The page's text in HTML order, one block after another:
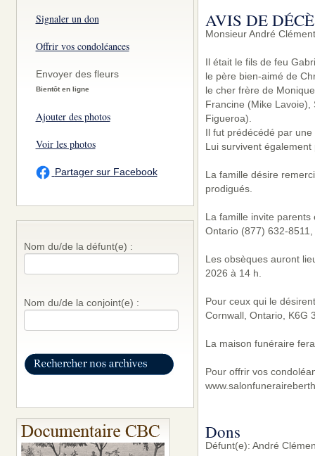
Signaler un don
Offrir vos condoléances
Envoyer des fleurs
Bientôt en ligne
Ajouter des photos
Voir les photos
Partager sur Facebook
Nom du/de la défunt(e) :
Nom du/de la conjoint(e) :
AVIS DE
Monsieur André
Il était le fils de feu
le père bien-aimé de
le cher frère de
Francine (Mike Lavoie),
Figueroa).
Il fut prédécédé par
Lui survivent
La famille désire
prodigués.
La famille invite
Ontario (877) 632-
Les obsèques auront
2026 à 14 h.
Pour ceux qui le
Cornwall, Ontario, K6G
La maison funéraire
Pour offrir vos
Dons
Défunt(e): André